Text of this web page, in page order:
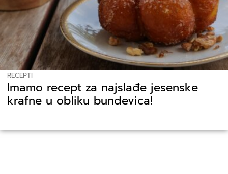
RECEPTI
Imamo recept za najslađe jesenske
krafne u obliku bundevica!